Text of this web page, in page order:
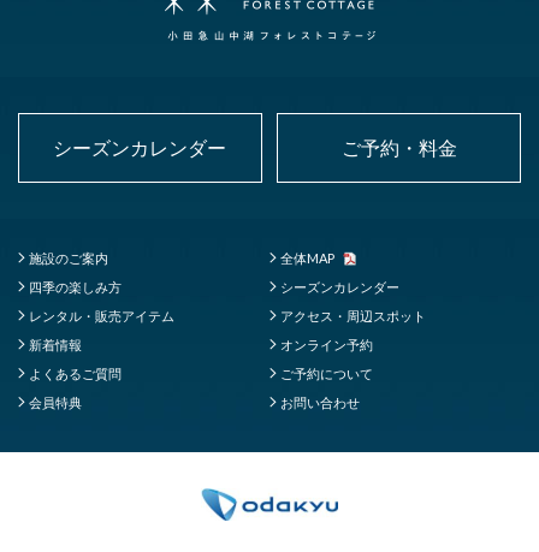
シーズンカレンダー ご予約・料金
施設のご案内
全体MAP
四季の楽しみ方
シーズンカレンダー
レンタル・販売アイテム
アクセス・周辺スポット
新着情報
オンライン予約
よくあるご質問
ご予約について
会員特典
お問い合わせ